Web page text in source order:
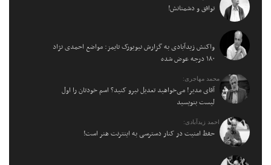
توافق و دشمنانش!
واکنش زیدآبادی به گزارش نیویورک تایمز: مواضع احمدی نژاد
۱۸۰ درجه عوض شده
محمد مهاجری:
آقای مدیر! می‌خواهید تعدیل نیرو کنید؟ اسم خودتان را اول
لیست بنویسید
احمد زیدآبادی:
حفظ امنیت در کنار دسترسی به اینترنت هنر است!